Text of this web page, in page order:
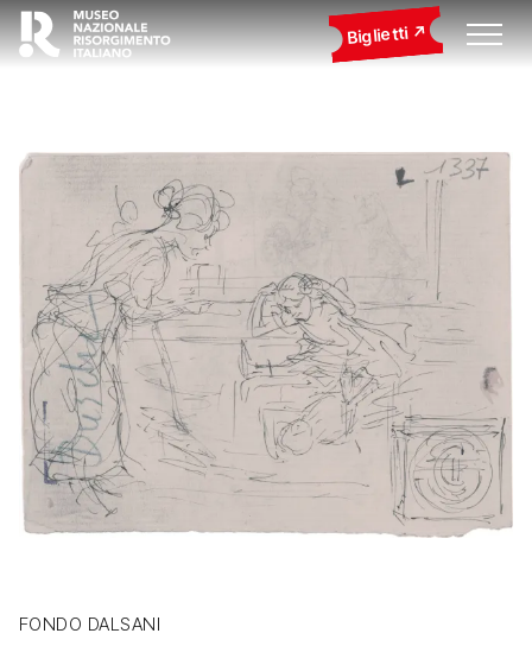
Biglietti
FONDO DALSANI